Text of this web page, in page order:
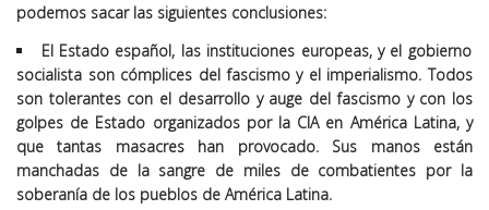
podemos sacar las siguientes conclusiones:
El Estado español, las instituciones europeas, y el gobierno
socialista son cómplices del fascismo y el imperialismo. Todos
son tolerantes con el desarrollo y auge del fascismo y con los
golpes de Estado organizados por la CIA en América Latina, y
que tantas masacres han provocado. Sus manos están
manchadas de la sangre de miles de combatientes por la
soberanía de los pueblos de América Latina.